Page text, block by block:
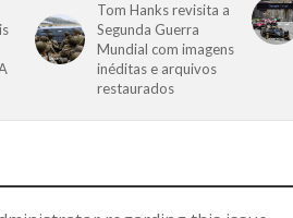
Tom Hanks revisita a
Segunda Guerra
Mundial com imagens
inéditas e arquivos
restaurados